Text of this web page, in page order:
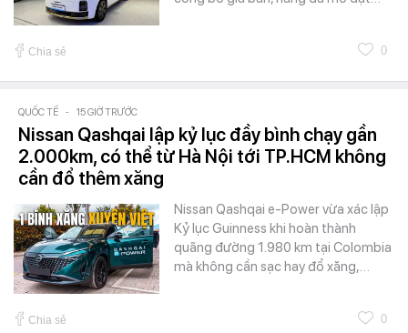
Chia sẻ 0
QUỐC TẾ - 15 GIỜ TRƯỚC
Nissan Qashqai lập kỷ lục đầy bình chạy gần
2.000km, có thể từ Hà Nội tới TP.HCM không
cần đổ thêm xăng
Nissan Qashqai e-Power vừa xác lập
Kỷ lục Guinness khi hoàn thành
quãng đường 1.980 km tại Colombia
mà không cần sạc hay đổ xăng,…
Chia sẻ 0